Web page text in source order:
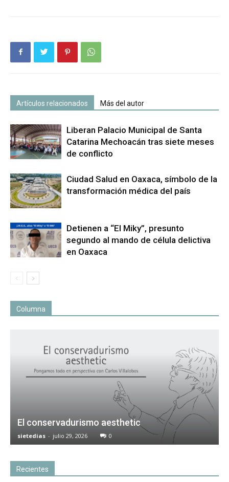
Artículos relacionados Más del autor
Liberan Palacio Municipal de Santa
Catarina Mechoacán tras siete meses
de conflicto
Ciudad Salud en Oaxaca, símbolo de la
transformación médica del país
Detienen a “El Miky”, presunto
segundo al mando de célula delictiva
en Oaxaca
Columna
El conservadurismo aesthetic
sietedias - julio 29, 2026 0
Recientes